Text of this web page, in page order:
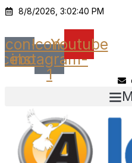
Ir
o
conteúdo
8/8/2026, 3:02:40 PM
Icon-Icon-
instagram-
1
Youtube